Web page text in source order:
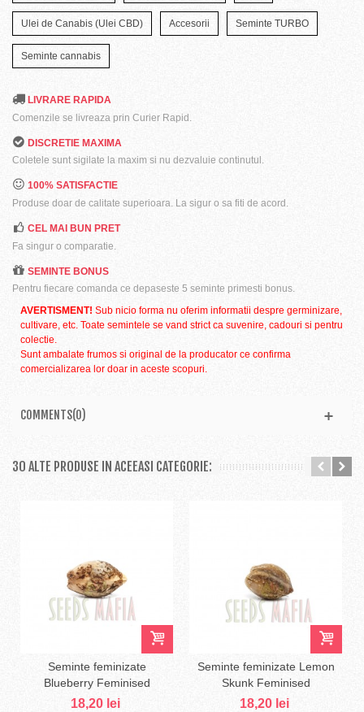
Ulei de Canabis (Ulei CBD) Accesorii Seminte TURBO
Seminte cannabis
LIVRARE RAPIDA
Comenzile se livreaza prin Curier Rapid.
DISCRETIE MAXIMA
Coletele sunt sigilate la maxim si nu dezvaluie continutul.
100% SATISFACTIE
Produse doar de calitate superioara. La sigur o sa fiti de acord.
CEL MAI BUN PRET
Fa singur o comparatie.
SEMINTE BONUS
Pentru fiecare comanda ce depaseste 5 seminte primesti bonus.
AVERTISMENT! Sub nicio forma nu oferim informatii despre germinizare,
cultivare, etc. Toate semintele se vand strict ca suvenire, cadouri si pentru
colectie.
Sunt ambalate frumos si original de la producator ce confirma
comercializarea lor doar in aceste scopuri.
COMMENTS(0)
30 ALTE PRODUSE IN ACEEASI CATEGORIE:
Seminte feminizate
Blueberry Feminised
18,20 lei
Seminte feminizate Lemon
Skunk Feminised
18,20 lei